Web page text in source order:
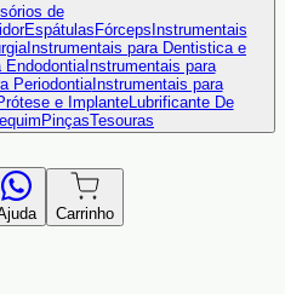
de
Espátulas Fórceps Instrumentais
Instrumentais para Dentistica e
EndodontiaInstrumentais para
PeriodontiaInstrumentais para
e ImplanteLubrificante De
PinçasTesouras
Carrinho